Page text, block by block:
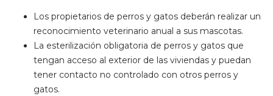
Los propietarios de perros y gatos deberán realizar un
reconocimiento veterinario anual a sus mascotas.
La esterilización obligatoria de perros y gatos que
tengan acceso al exterior de las viviendas y puedan
tener contacto no controlado con otros perros y
gatos.